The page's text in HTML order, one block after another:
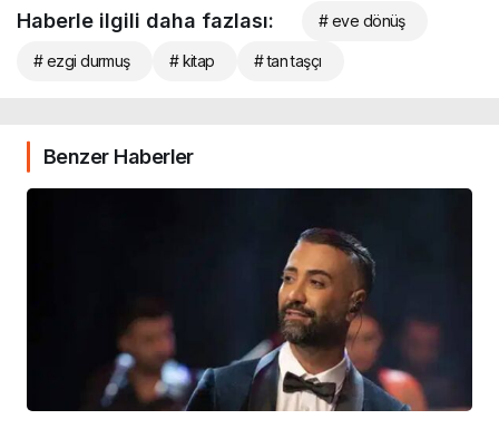
Haberle ilgili daha fazlası: # eve dönüş
# ezgi durmuş # kitap # tan taşçı
Benzer Haberler